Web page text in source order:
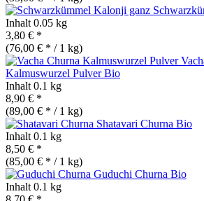
Inhalt 0.05 kg
3,80 € *
(76,00 € * / 1 kg)
Kalmuswurzel PulverBio
Inhalt 0.1 kg
8,90 € *
(89,00 € * / 1 kg)
Shatavari Churna Bio
Inhalt 0.1 kg
8,50 € *
(85,00 € * / 1 kg)
Guduchi Churna Bio
Inhalt 0.1 kg